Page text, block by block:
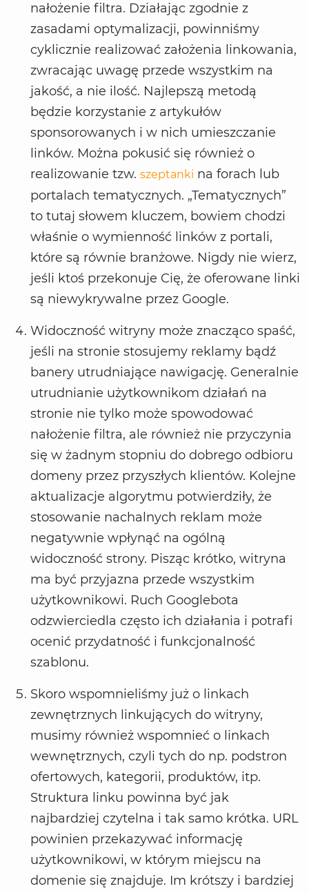
nałożenie filtra. Działając zgodnie z
zasadami optymalizacji, powinniśmy
cyklicznie realizować założenia linkowania,
zwracając uwagę przede wszystkim na
jakość, a nie ilość. Najlepszą metodą
będzie korzystanie z artykułów
sponsorowanych i w nich umieszczanie
linków. Można pokusić się również o
realizowanie tzw. szeptanki na forach lub
portalach tematycznych. „Tematycznych”
to tutaj słowem kluczem, bowiem chodzi
właśnie o wymienność linków z portali,
które są równie branżowe. Nigdy nie wierz,
jeśli ktoś przekonuje Cię, że oferowane linki
są niewykrywalne przez Google.
Widoczność witryny może znacząco spaść,
jeśli na stronie stosujemy reklamy bądź
banery utrudniające nawigację. Generalnie
utrudnianie użytkownikom działań na
stronie nie tylko może spowodować
nałożenie filtra, ale również nie przyczynia
się w żadnym stopniu do dobrego odbioru
domeny przez przyszłych klientów. Kolejne
aktualizacje algorytmu potwierdziły, że
stosowanie nachalnych reklam może
negatywnie wpłynąć na ogólną
widoczność strony. Pisząc krótko, witryna
ma być przyjazna przede wszystkim
użytkownikowi. Ruch Googlebota
odzwierciedla często ich działania i potrafi
ocenić przydatność i funkcjonalność
szablonu.
Skoro wspomnieliśmy już o linkach
zewnętrznych linkujących do witryny,
musimy również wspomnieć o linkach
wewnętrznych, czyli tych do np. podstron
ofertowych, kategorii, produktów, itp.
Struktura linku powinna być jak
najbardziej czytelna i tak samo krótka. URL
powinien przekazywać informację
użytkownikowi, w którym miejscu na
domenie się znajduje. Im krótszy i bardziej